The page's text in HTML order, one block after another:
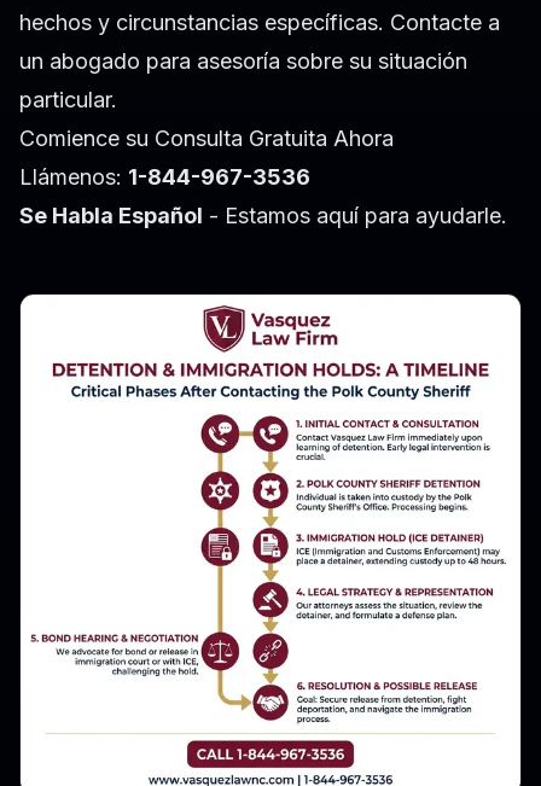
hechos y circunstancias específicas. Contacte a
un abogado para asesoría sobre su situación
particular.
Comience su Consulta Gratuita Ahora
Llámenos: 1-844-967-3536
Se Habla Español - Estamos aquí para ayudarle.